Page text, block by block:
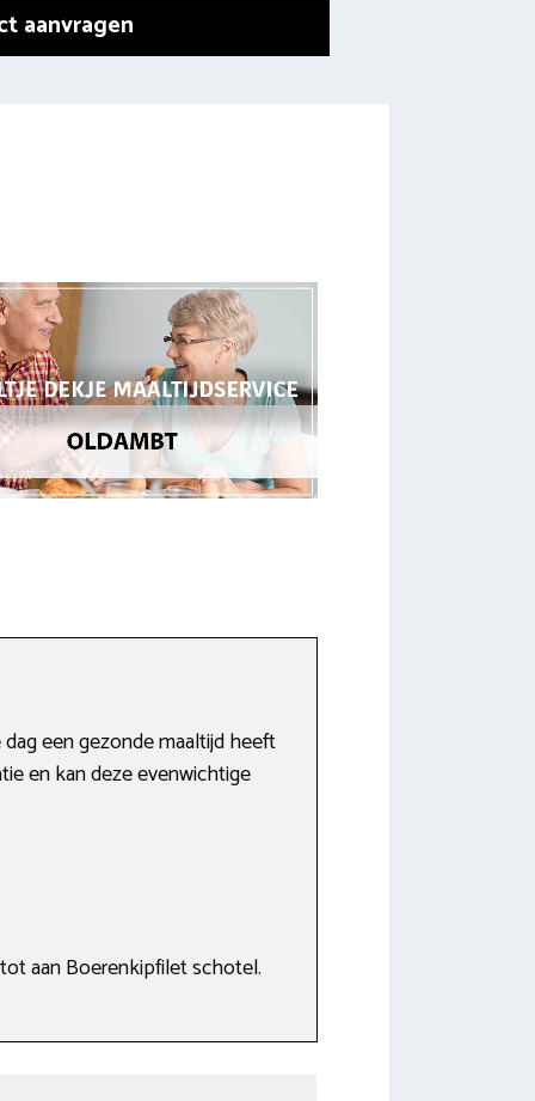
aanvragen
een gezonde maaltijd heeft
en kan deze evenwichtige
aan Boerenkipfilet schotel.